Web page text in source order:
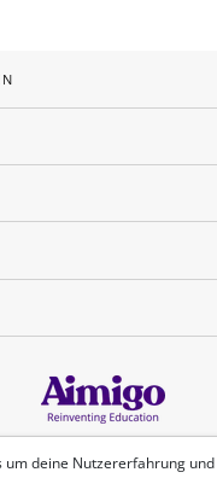
um deine Nutzererfahrung
Deutsch